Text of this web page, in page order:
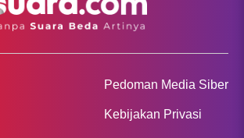
Pedoman Media Siber
Kebijakan Privasi